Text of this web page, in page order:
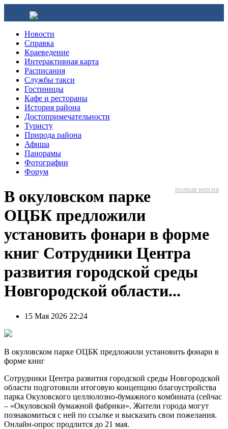
Новости
Справка
Краеведение
Интерактивная карта
Расписания
Службы такси
Гостиницы
Кафе и рестораны
История района
Достопримечательности
Туристу
Природа района
Афиша
Панорамы
Фотографии
Форум
полная версия
В окуловском парке
ОЦБК предложили
установить фонари в форме
книг Сотрудники Центра
развития городской среды
Новгородской области...
15 Мая 2026 22:24
В окуловском парке ОЦБК предложили установить фонари в
форме книг
Сотрудники Центра развития городской среды Новгородской
области подготовили итоговую концепцию благоустройства
парка Окуловского целлюлозно-бумажного комбината (сейчас
– «Окуловской бумажной фабрики». Жители города могут
познакомиться с ней по ссылке и высказать свои пожелания.
Онлайн-опрос продлится до 21 мая.